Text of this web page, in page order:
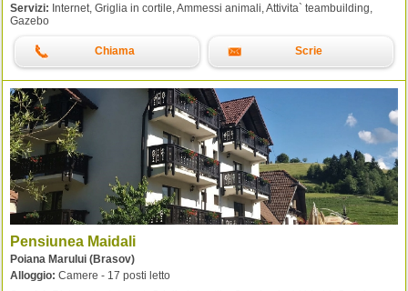
Servizi: Internet, Griglia in cortile, Ammessi animali, Attivita` teambuilding,
Gazebo
Chiama Scrie
Pensiunea Maidali
Poiana Marului (Brasov)
Alloggio: Camere - 17 posti letto